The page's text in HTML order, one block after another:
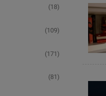
(18)
(109)
(171)
(81)